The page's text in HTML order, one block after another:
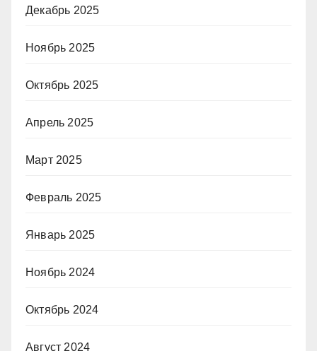
Декабрь 2025
Ноябрь 2025
Октябрь 2025
Апрель 2025
Март 2025
Февраль 2025
Январь 2025
Ноябрь 2024
Октябрь 2024
Август 2024